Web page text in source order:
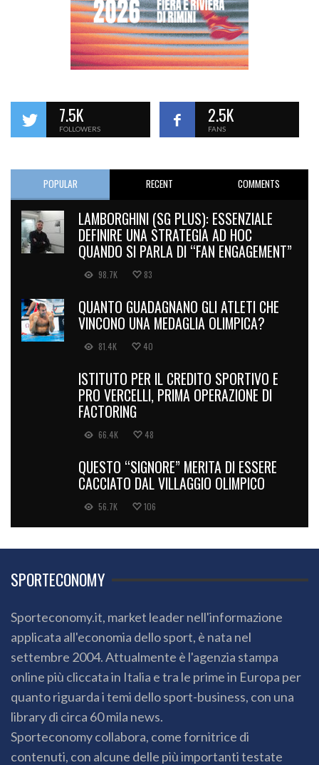
7.5K
FOLLOWERS
2.5K
FANS
POPULAR RECENT COMMENTS
LAMBORGHINI (SG PLUS): ESSENZIALE
DEFINIRE UNA STRATEGIA AD HOC
QUANDO SI PARLA DI “FAN ENGAGEMENT”
98.7K 83
QUANTO GUADAGNANO GLI ATLETI CHE
VINCONO UNA MEDAGLIA OLIMPICA?
81.4K 40
ISTITUTO PER IL CREDITO SPORTIVO E
PRO VERCELLI, PRIMA OPERAZIONE DI
FACTORING
66.4K 48
QUESTO “SIGNORE” MERITA DI ESSERE
CACCIATO DAL VILLAGGIO OLIMPICO
56.7K 106
SPORTECONOMY
Sporteconomy.it, market leader nell'informazione
applicata all'economia dello sport, è nata nel
settembre 2004. Attualmente è l'agenzia stampa
online più cliccata in Italia e tra le prime in Europa per
quanto riguarda i temi dello sport-business, con una
library di circa 60 mila news.
Sporteconomy collabora, come fornitrice di
contenuti, con alcune delle più importanti testate